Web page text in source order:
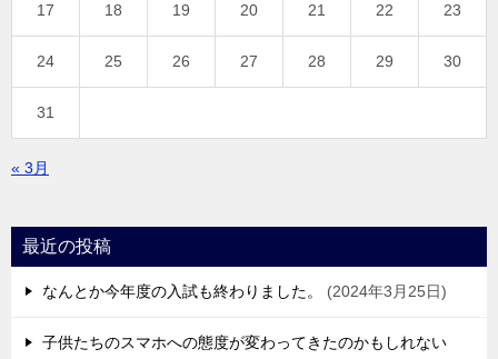
17 18 19 20 21 22 23
24 25 26 27 28 29 30
31
« 3月
最近の投稿
なんとか今年度の入試も終わりました。 2024年3月25日
子供たちのスマホへの態度が変わってきたのかもしれない